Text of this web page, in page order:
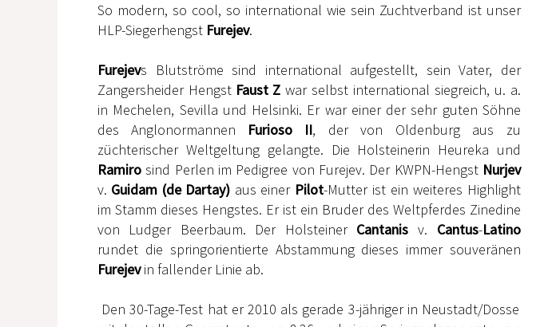
So modern, so cool, so international wie sein Zuchtverband ist unser
HLP-Siegerhengst Furejev.
Furejevs Blutströme sind international aufgestellt, sein Vater, der
Zangersheider Hengst Faust Z war selbst international siegreich, u. a.
in Mechelen, Sevilla und Helsinki. Er war einer der sehr guten Söhne
des Anglonormannen Furioso II, der von Oldenburg aus zu
züchterischer Weltgeltung gelangte. Die Holsteinerin Heureka und
Ramiro sind Perlen im Pedigree von Furejev. Der KWPN-Hengst Nurjev
v. Guidam (de Dartay) aus einer Pilot-Mutter ist ein weiteres Highlight
im Stamm dieses Hengstes. Er ist ein Bruder des Weltpferdes Zinedine
von Ludger Beerbaum. Der Holsteiner Cantanis v. Cantus-Latino
rundet die springorientierte Abstammung dieses immer souveränen
Furejevin fallender Linie ab.
Den 30-Tage-Test hat er 2010 als gerade 3-jähriger in Neustadt/Dosse